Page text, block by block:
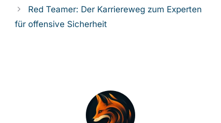
Red Teamer: Der Karriereweg zum Experten
für offensive Sicherheit